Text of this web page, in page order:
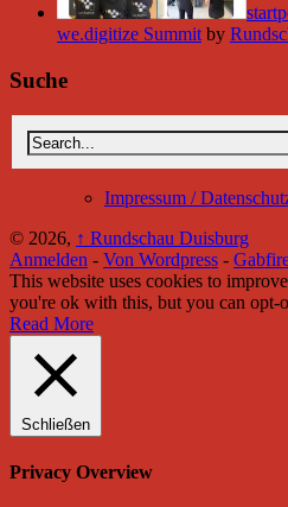
we.digitize Summit by
Suche
Impressum /
© 2026, ↑ Rundschau Duisburg
Anmelden - Von Wordpress -
This website uses cookies to
you're ok with this, but you can opt-
Read More
Schließen
Privacy Overview